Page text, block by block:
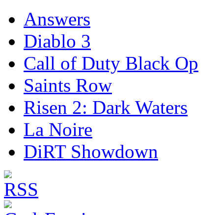
Answers
Diablo 3
Call of Duty Black Op
Saints Row
Risen 2: Dark Waters
La Noire
DiRT Showdown